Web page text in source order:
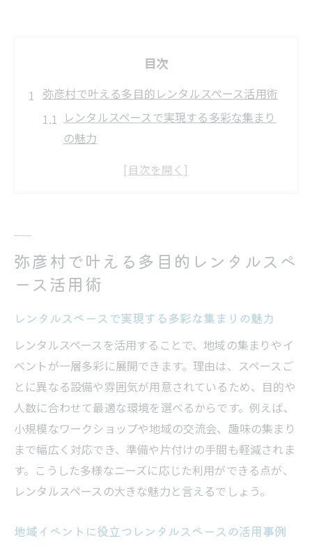
目次
弥彦村で叶える多目的レンタルスペース活用術
レンタルスペースで実現する多彩な集まり
の魅力
地域イベントに役立つレンタルスペースの
レンタルスペースの柔軟な使い方と予約の
コツ
弥彦村のレンタルスペースが支持される理
由
レンタルスペース選びで重視したいポイン
ト
イベント企画に最適なレンタルスペースの選び
方
レンタルスペース選択で失敗しないための
基準
イベント内容に合うレンタルスペースの見
極め方
特徴
弥彦村で叶える多目的レンタルスペ
ース活用術
レンタルスペースで実現する多彩な集まりの魅力
レンタルスペースを活用することで、地域の集まりやイ
ベントが一層多彩に展開できます。理由は、スペースご
とに異なる設備や雰囲気が用意されているため、目的や
人数に合わせて最適な環境を選べるからです。例えば、
小規模なワークショップや地域の交流会、趣味の集まり
まで幅広く対応でき、準備や片付けの手間も軽減されま
す。こうした多様なニーズに応じた利用ができる点が、
レンタルスペースの大きな魅力と言えるでしょう。
地域イベントに役立つレンタルスペースの活用事例